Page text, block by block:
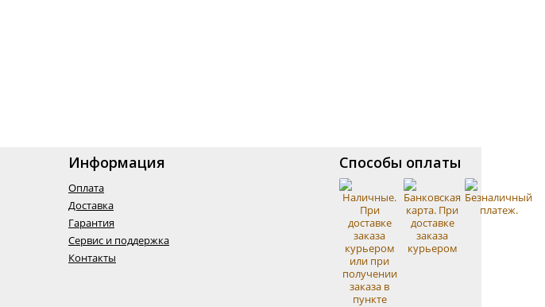
Информация
Оплата
Доставка
Гарантия
Сервис и поддержка
Контакты
Способы оплаты